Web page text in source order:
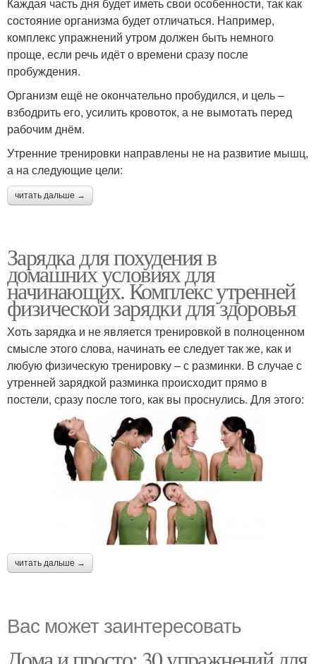
состояние организма будет отличаться. Например,
комплекс упражнений утром должен быть немного
проще, если речь идёт о времени сразу после
пробуждения.
Организм ещё не окончательно пробудился, и цель ‒
взбодрить его, усилить кровоток, а не вымотать перед
рабочим днём.
Утренние тренировки направлены не на развитие мышц,
а на следующие цели:
читать дальше →
Зарядка для похудения в
домашних условиях для
начинающих. Комплекс утренней
физической зарядки для здоровья
Хоть зарядка и не является тренировкой в полноценном
смысле этого слова, начинать ее следует так же, как и
любую физическую тренировку – с разминки. В случае с
утренней зарядкой разминка происходит прямо в
постели, сразу после того, как вы проснулись. Для этого:
читать дальше →
Вас может заинтересовать